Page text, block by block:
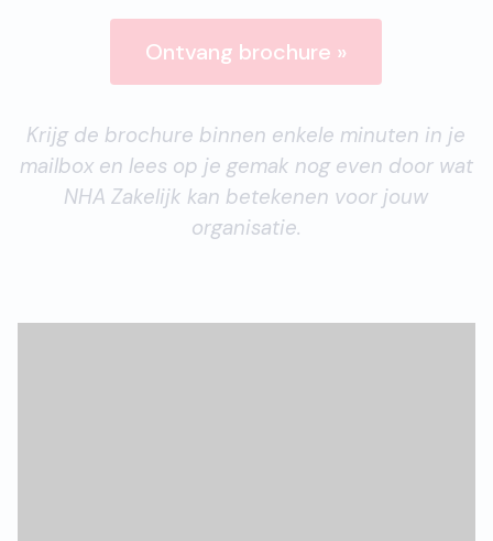
Ontvang brochure »
Krijg de brochure binnen enkele minuten in je
mailbox en lees op je gemak nog even door wat
NHA Zakelijk kan betekenen voor jouw
organisatie.